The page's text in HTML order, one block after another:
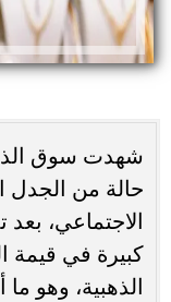
شهدت سوق
حالة من الجدل
الاجتماعي، بعد
كبيرة في قيمة
الذهبية، وهو